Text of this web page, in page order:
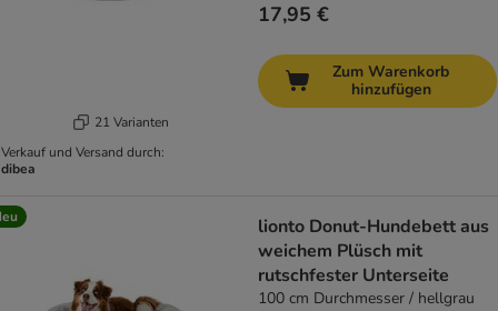
21 Varianten
Verkauf und Versand durch:
dibea
17,95 €
Zum Warenkorb
hinzufügen
lionto Donut-Hundebett aus
weichem Plüsch mit
rutschfester Unterseite
100 cm Durchmesser / hellgrau